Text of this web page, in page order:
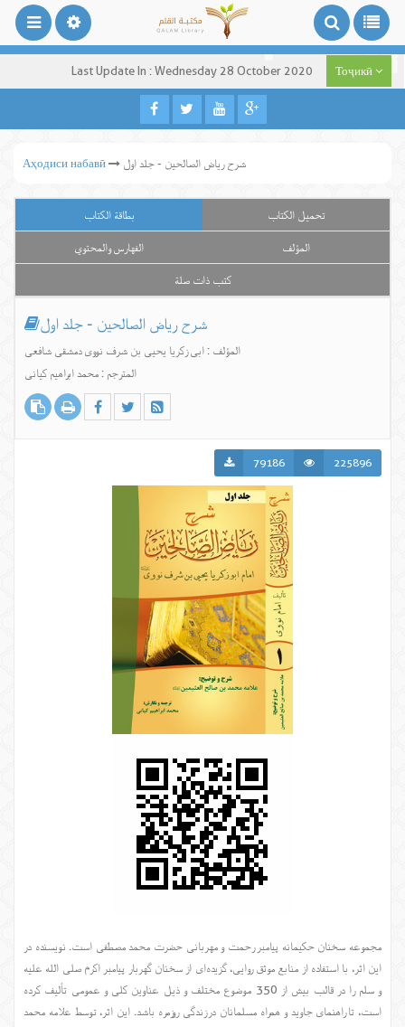
Last Update In : Wednesday 28 October 2020 Тоҷикӣ
Аҳодиси набавӣ شرح ریاض الصالحین - جلد اول
بطاقة الكتاب تحميل الكتاب
الفهارس والمحتوي المؤلف
كتب ذات صلة
شرح ریاض الصالحین - جلد اول
المؤلف : ابی زکریا یحیی بن شرف نووی دمشقی شافعی
المترجم : محمد ابراهیم کیانی
79186 225896
مجموعه سخنان حکیمانه پیامبر رحمت و مهربانی حضرت محمد مصطفی است. نویسنده در
این اثر، با استفاده از منابع موثق روایی، گزیده‌ای از سخنان گهربار پیامبر اکرم صلی الله علیه
و سلم را در قالب بیش از 350 موضوع مختلف و ذیل عناوین کلی و عمومی تألیف کرده
است، تا راهنمای جاوید و همراه مسلمانان در زندگی روزمره باشد. این اثر، توسط علامه محمد